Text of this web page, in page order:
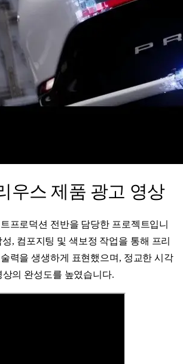
우스 제품 광고 영상
프로덕션 전반을 담당한 프로젝트입니
, 컴포지팅 및 색보정 작업을 통해 프리
력을 생생하게 표현했으며, 정교한 시각
의 완성도를 높였습니다.